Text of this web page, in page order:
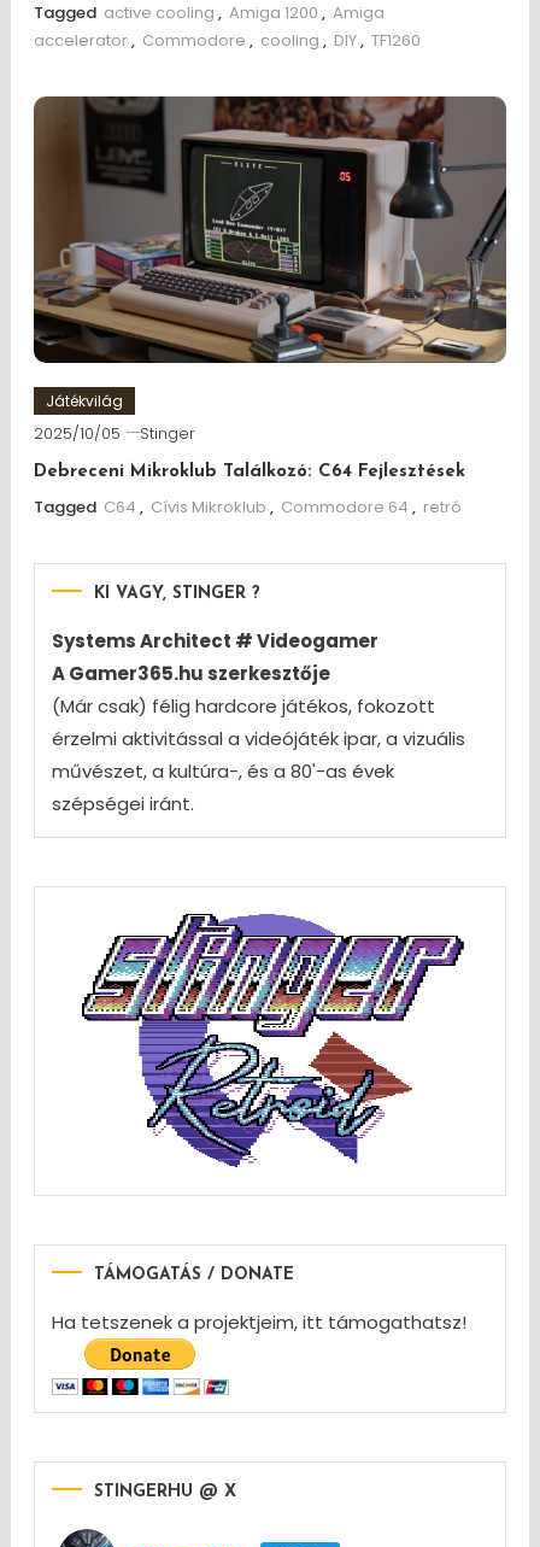
Tagged active cooling , Amiga 1200 , Amiga
accelerator, Commodore , cooling , DIY, TF1260
Játékvilág
2025/10/05 Stinger
Debreceni Mikroklub Találkozó: C64 Fejlesztések
Tagged C64 , Cívis Mikroklub , Commodore 64 , retró
KI VAGY, STINGER ?
Systems Architect # Videogamer
A Gamer365.hu szerkesztője
(Már csak) félig hardcore játékos, fokozott
érzelmi aktivitással a videójáték ipar, a vizuális
művészet, a kultúra-, és a 80'-as évek
szépségei iránt.
TÁMOGATÁS / DONATE
Ha tetszenek a projektjeim, itt támogathatsz!
STINGERHU @ X